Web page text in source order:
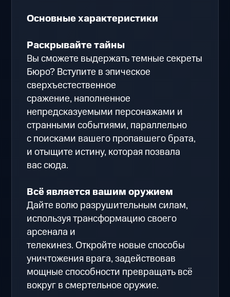
Основные характеристики
Раскрывайте тайны
Вы сможете выдержать темные секреты
Бюро? Вступите в эпическое
сверхъестественное
сражение, наполненное
непредсказуемыми персонажами и
странными событиями, параллельно
с поисками вашего пропавшего брата,
и отыщите истину, которая позвала
вас сюда.
Всё является вашим оружием
Дайте волю разрушительным силам,
используя трансформацию своего
арсенала и
телекинез. Откройте новые способы
уничтожения врага, задействовав
мощные способности превращать всё
вокруг в смертельное оружие.